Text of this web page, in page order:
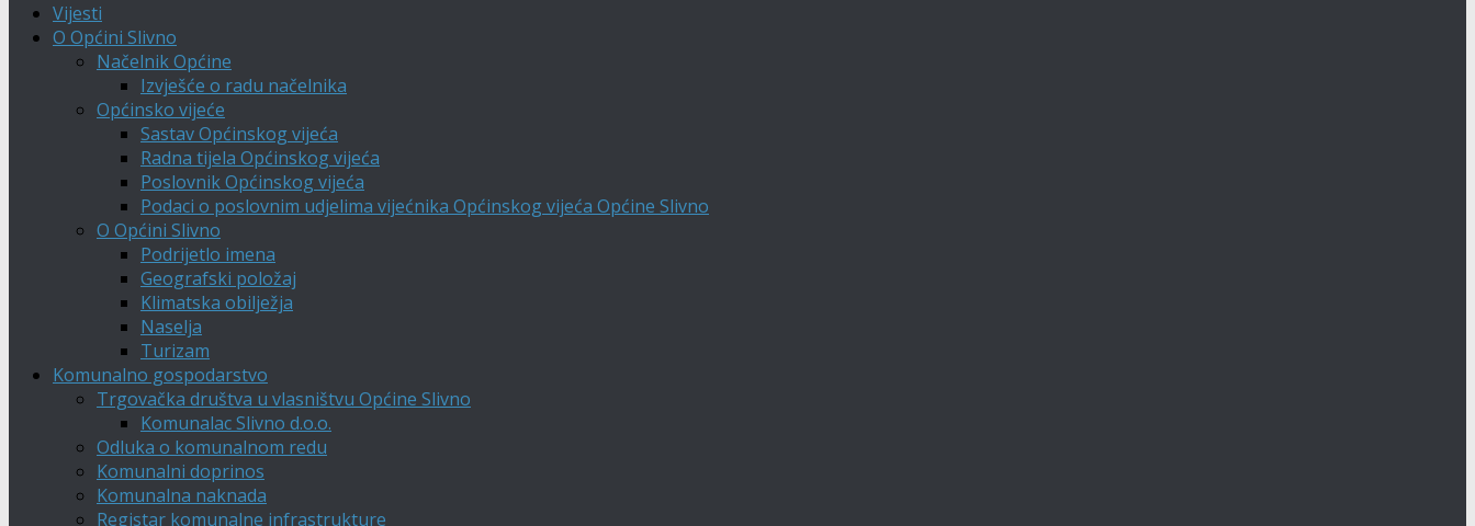
Vijesti
O Općini Slivno
Načelnik Općine
Izvješće o radu načelnika
Općinsko vijeće
Sastav Općinskog vijeća
Radna tijela Općinskog vijeća
Poslovnik Općinskog vijeća
Podaci o poslovnim udjelima vijećnika Općinskog vijeća Općine Slivno
O Općini Slivno
Podrijetlo imena
Geografski položaj
Klimatska obilježja
Naselja
Turizam
Komunalno gospodarstvo
Trgovačka društva u vlasništvu Općine Slivno
Komunalac Slivno d.o.o.
Odluka o komunalnom redu
Komunalni doprinos
Komunalna naknada
Registar komunalne infrastrukture